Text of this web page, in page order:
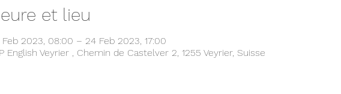
et lieu
2023, 08:00 – 24 Feb 2023, 17:00
English Veyrier , Chemin de Castelver 2, 1255 Veyrier, Suisse